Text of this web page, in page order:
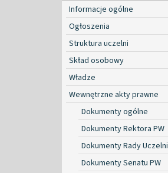
Informacje ogólne
Ogłoszenia
Struktura uczelni
Skład osobowy
Władze
Wewnętrzne akty prawne
Dokumenty ogólne
Dokumenty Rektora PW
Dokumenty Rady Uczelni
Dokumenty Senatu PW